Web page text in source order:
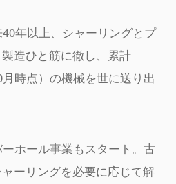
年以上、シャーリングとプ
造ひと筋に徹し、累計
時点）の機械を世に送り出
ホール事業もスタート。古
ーリングを必要に応じて解